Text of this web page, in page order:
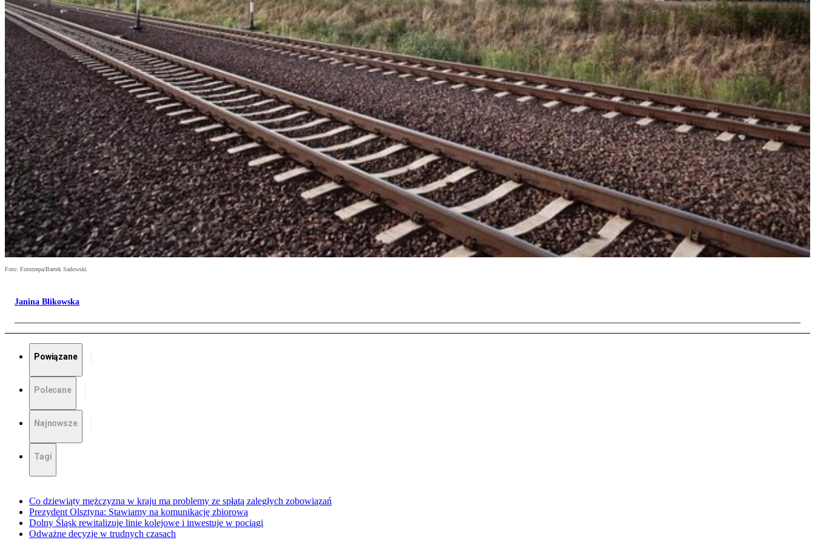
Foto: Fotorzepa/Bartek Sadowski
Janina Blikowska
Powiązane
Polecane
Najnowsze
Tagi
Co dziewiąty mężczyzna w kraju ma problemy ze spłatą zaległych zobowiązań
Prezydent Olsztyna: Stawiamy na komunikację zbiorową
Dolny Śląsk rewitalizuje linie kolejowe i inwestuje w pociągi
Odważne decyzje w trudnych czasach